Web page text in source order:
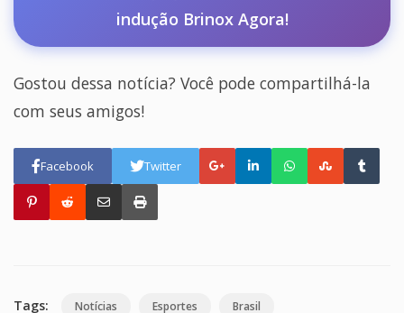
indução Brinox Agora!
Gostou dessa notícia? Você pode compartilhá-la
com seus amigos!
Facebook Twitter
Tags: Notícias Esportes Brasil